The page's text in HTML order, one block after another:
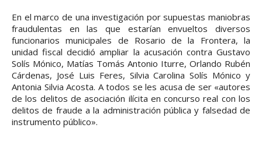
En el marco de una investigación por supuestas maniobras
fraudulentas en las que estarían envueltos diversos
funcionarios municipales de Rosario de la Frontera, la
unidad fiscal decidió ampliar la acusación contra Gustavo
Solís Mónico, Matías Tomás Antonio Iturre, Orlando Rubén
Cárdenas, José Luis Feres, Silvia Carolina Solís Mónico y
Antonia Silvia Acosta. A todos se les acusa de ser «autores
de los delitos de asociación ilícita en concurso real con los
delitos de fraude a la administración pública y falsedad de
instrumento público».